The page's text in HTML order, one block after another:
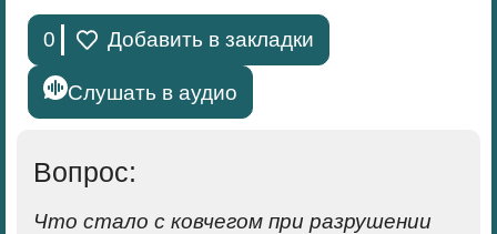
0 Добавить в закладки
Слушать в аудио
Вопрос:
Что стало с ковчегом при разрушении